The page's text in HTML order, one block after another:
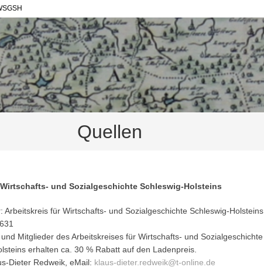
Quellen
und Sozialgeschichte Schleswig-Holsteins
Arbeitskreis für Wirtschafts- und Sozialgeschichte Schleswig-Holsteins
Mitglieder des Arbeitskreises für Wirtschafts- und Sozialgeschichte
erhalten ca. 30 % Rabatt auf den Ladenpreis.
Dieter Redweik, eMail: klaus-dieter.redweik@t-online.de